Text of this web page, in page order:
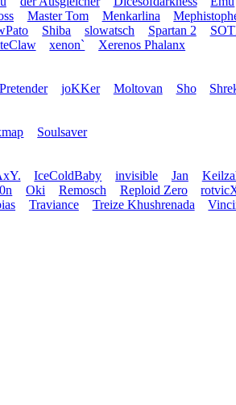
Master Tom Menkarlina
Shiba slowatsch Spartan 2
xenon` Xerenos Phalanx
joKKer Moltovan Sho
Soulsaver
IceColdBaby invisible Jan
Oki Remosch Reploid Zero
Traviance Treize Khushrenada